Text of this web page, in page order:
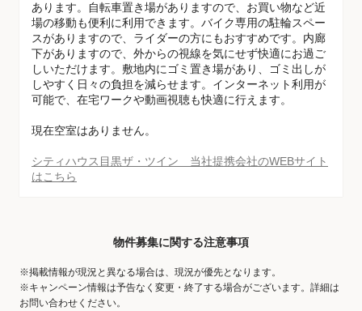
あります。自転車置き場がありますので、お買い物など近
場の移動も便利に利用できます。バイク専用の駐輪スペー
スがありますので、ライダーの方にもおすすめです。内廊
下がありますので、外からの視線を気にせず快適にお過ご
しいただけます。敷地内にゴミ置き場があり、ゴミ出しが
しやすく日々の負担を減らせます。インターネット利用が
可能で、在宅ワークや動画視聴も快適に行えます。
現在空室はありません。
シティハウス目黒ザ・ツイン 当社提携会社のWEBサイト
はこちら
物件募集に関する注意事項
※掲載情報が現況と異なる場合は、現況が優先となります。
※キャンペーン情報は予告なく変更・終了する場合がございます。詳細は
お問い合わせください。